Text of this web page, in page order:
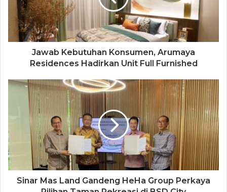
Jawab Kebutuhan Konsumen, Arumaya
Residences Hadirkan Unit Full Furnished
Sinar Mas Land Gandeng HeHa Group Perkaya